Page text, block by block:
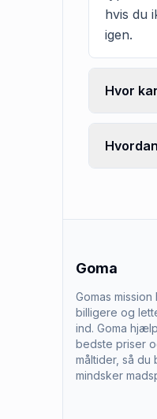
hvis du
igen.
Hvor
Goma
Gomas
billigere og
ind. Goma
bedste priser
måltider, så
mindsker